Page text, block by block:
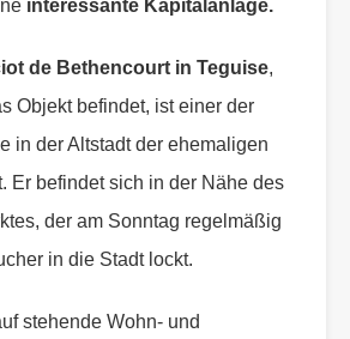
interessante Kapitalanlage.
de Bethencourt in Teguise,
Objekt befindet, ist einer der
in der Altstadt der ehemaligen
Er befindet sich in der Nähe des
der am Sonntag regelmäßig
in die Stadt lockt.
stehende Wohn- und